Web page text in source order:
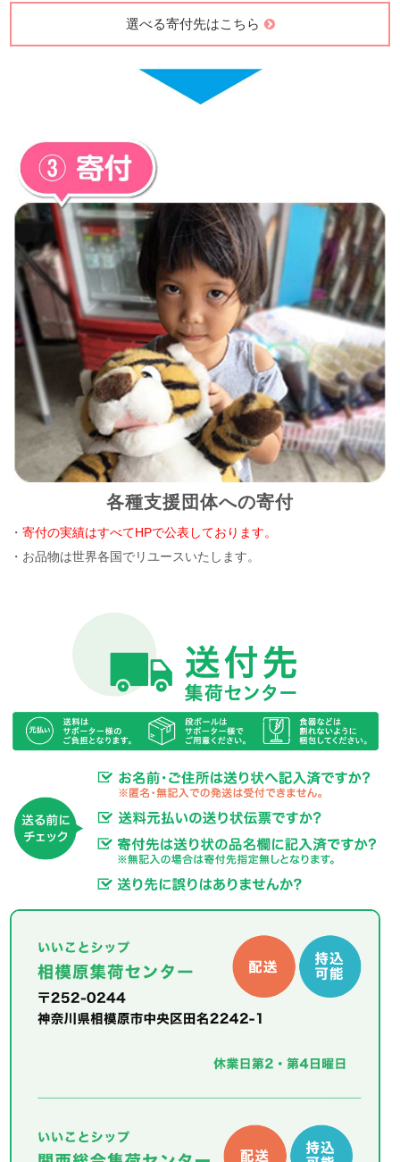
選べる寄付先はこちら
各種支援団体への寄付
・寄付の実績はすべてHPで公表しております。
・お品物は世界各国でリユースいたします。